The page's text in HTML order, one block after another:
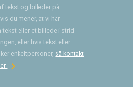
tekst og billeder på
du mener, at vi har
tekst eller et billede i strid
eller hvis tekst eller
enkeltpersoner, så kontakt
chevron_right